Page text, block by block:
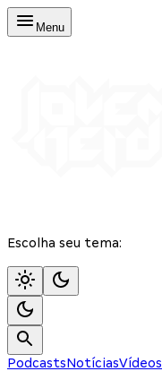
Menu
Escolha seu tema:
PodcastsNotíciasVídeos